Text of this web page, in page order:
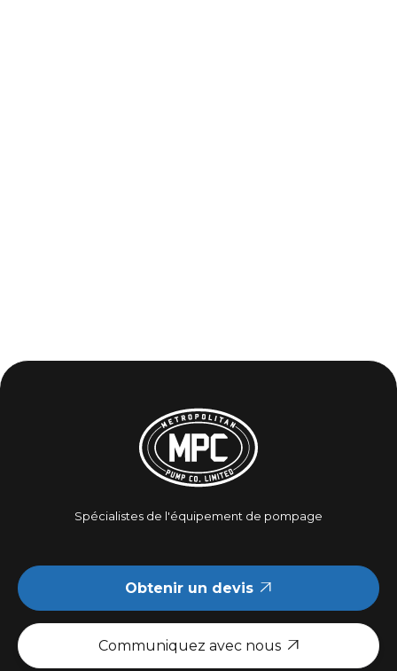
Spécialistes de l'équipement de pompage
Obtenir un devis 
Communiquez avec nous 